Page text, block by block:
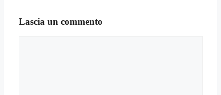
Lascia un commento